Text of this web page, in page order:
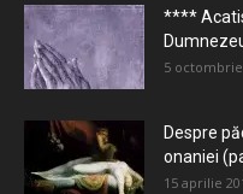
****
5 octombrie
Despre
onaniei
15 aprilie